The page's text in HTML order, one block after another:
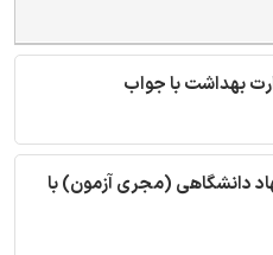
بهداشت با جواب
دانشگاهی (مجری آزمون) با